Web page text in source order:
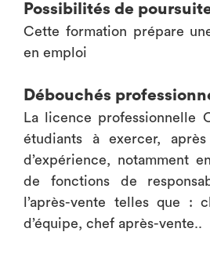
Possibilités de
Cette formation prépare
en emploi
Débouchés
La licence professionnelle
étudiants à exercer, après
d’expérience, notamment
de fonctions de
l’après-vente telles que :
d’équipe, chef après-vente..